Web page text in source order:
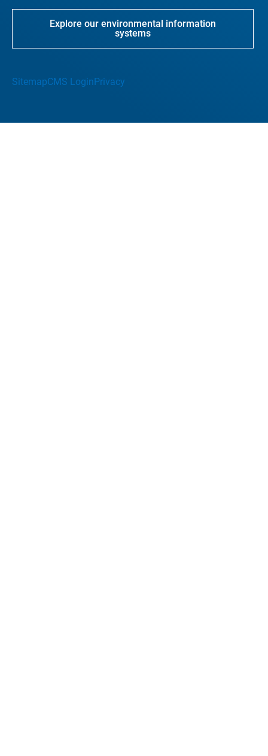
Explore our environmental information
systems
SitemapCMS LoginPrivacy